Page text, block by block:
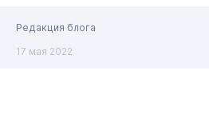
Редакция блога
17 мая 2022